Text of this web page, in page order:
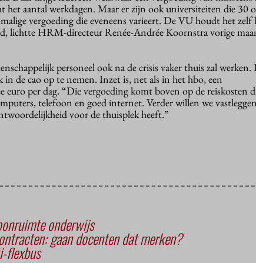
het aantal werkdagen. Maar er zijn ook universiteiten die 30
vergoeding die eveneens varieert. De VU houdt het
lichtte HRM-directeur Renée-Andrée Koornstra vorige
personeel ook na de crisis vaker thuis zal werken.
in de cao op te nemen. Inzet is, net als in het hbo, een
euro per dag. “Die vergoeding komt boven op de reiskosten
telefoon en goed internet. Verder willen we
voor de thuisplek heeft.”
onderwijs
gaan docenten dat merken?
flexbus